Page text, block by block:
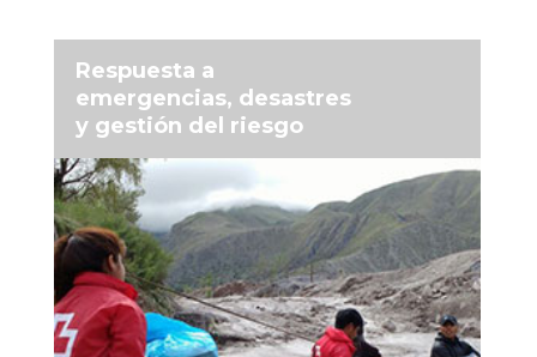
Respuesta a
emergencias, desastres
y gestión del riesgo